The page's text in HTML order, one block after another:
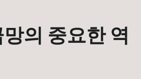
의 중요한 역